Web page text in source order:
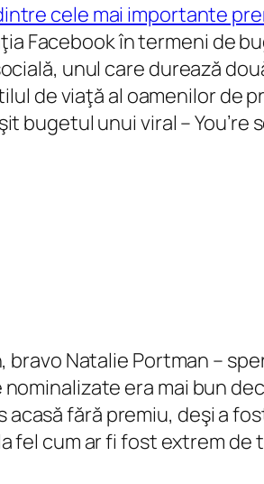
cele mai importante
Facebook în termeni de
unul care durează
de viaţă al oamenilor de
unui viral – You’re
Natalie Portman –
era mai bun
fără premiu, deşi a
cum ar fi fost extrem de